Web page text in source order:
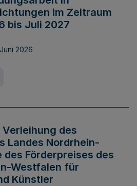
im Zeitraum
bis Juli 2027
2026
des
Landes Nordrhein-
Förderpreises des
Westfalen für
Künstler